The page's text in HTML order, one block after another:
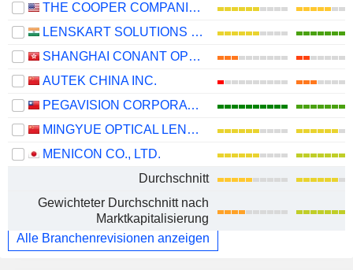
THE COOPER COMPANIES, INC.
LENSKART SOLUTIONS LIMITED
SHANGHAI CONANT OPTICAL CO., LTD.
AUTEK CHINA INC.
PEGAVISION CORPORATION
MINGYUE OPTICAL LENS CO.,LTD.
MENICON CO., LTD.
Durchschnitt
Gewichteter Durchschnitt nach
Marktkapitalisierung
Alle Branchenrevisionen anzeigen